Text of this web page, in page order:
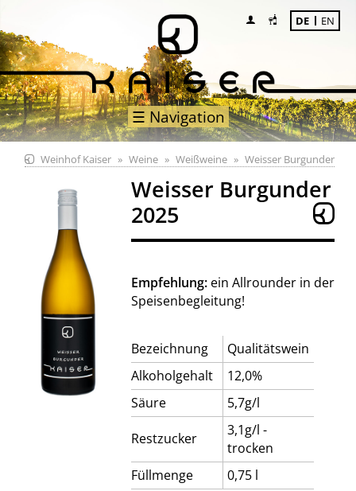
☰ Navigation
DE EN
Weinhof Kaiser Weine Weißweine Weisser Burgunder
Weisser Burgunder
2025
Empfehlung:ein Allrounder in der
Speisenbegleitung!
Bezeichnung
Qualitätswein
Alkoholgehalt
12,0%
Säure
5,7g/l
Restzucker
3,1g/l -
trocken
Füllmenge
0,75 l